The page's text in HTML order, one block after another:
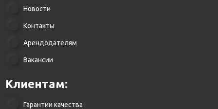
Новости
Контакты
Арендодателям
Вакансии
Клиентам:
Гарантии качества